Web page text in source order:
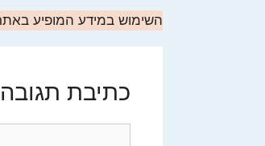
השימוש במידע המופיע
כתיבת תגובה